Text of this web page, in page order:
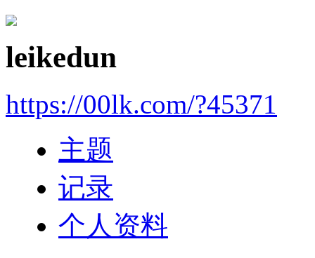
leikedun
https://00lk.com/?45371
主题
记录
个人资料